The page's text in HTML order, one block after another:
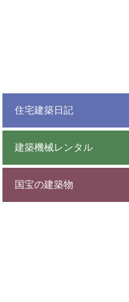
住宅建築日記
建築機械レンタル
国宝の建築物